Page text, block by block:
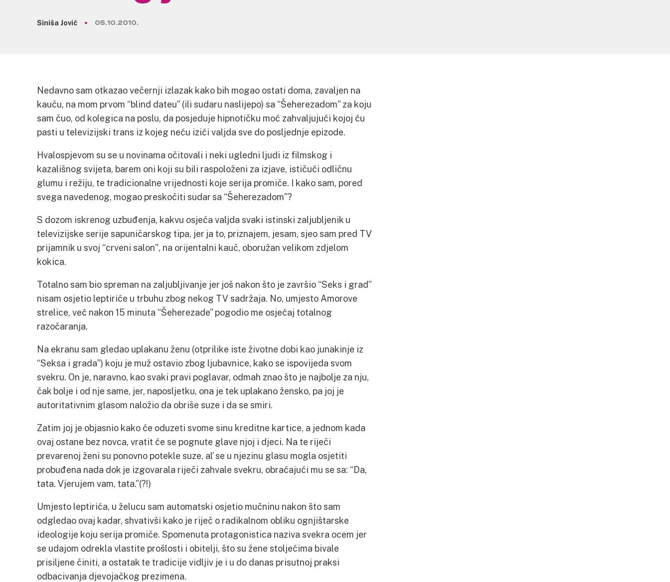
Siniša Jović 05.10.2010.
Nedavno sam otkazao večernji izlazak kako bih mogao ostati doma, zavaljen na
kauču, na mom prvom “blind dateu” (ili sudaru naslijepo) sa “Šeherezadom” za koju
sam čuo, od kolegica na poslu, da posjeduje hipnotičku moć zahvaljujući kojoj ću
pasti u televizijski trans iz kojeg neću izići valjda sve do posljednje epizode.
Hvalospjevom su se u novinama očitovali i neki ugledni ljudi iz filmskog i
kazališnog svijeta, barem oni koji su bili raspoloženi za izjave, ističući odličnu
glumu i režiju, te tradicionalne vrijednosti koje serija promiče. I kako sam, pored
svega navedenog, mogao preskočiti sudar sa “Šeherezadom”?
S dozom iskrenog uzbuđenja, kakvu osjeća valjda svaki istinski zaljubljenik u
televizijske serije sapuničarskog tipa, jer ja to, priznajem, jesam, sjeo sam pred TV
prijamnik u svoj “crveni salon”, na orijentalni kauč, oboružan velikom zdjelom
kokica.
Totalno sam bio spreman na zaljubljivanje jer još nakon što je završio “Seks i grad”
nisam osjetio leptiriće u trbuhu zbog nekog TV sadržaja. No, umjesto Amorove
strelice, već nakon 15 minuta “Šeherezade” pogodio me osjećaj totalnog
razočaranja.
Na ekranu sam gledao uplakanu ženu (otprilike iste životne dobi kao junakinje iz
“Seksa i grada”) koju je muž ostavio zbog ljubavnice, kako se ispovijeda svom
svekru. On je, naravno, kao svaki pravi poglavar, odmah znao što je najbolje za nju,
čak bolje i od nje same, jer, naposljetku, ona je tek uplakano žensko, pa joj je
autoritativnim glasom naložio da obriše suze i da se smiri.
Zatim joj je objasnio kako će oduzeti svome sinu kreditne kartice, a jednom kada
ovaj ostane bez novca, vratit će se pognute glave njoj i djeci. Na te riječi
prevarenoj ženi su ponovno potekle suze, al’ se u njezinu glasu mogla osjetiti
probuđena nada dok je izgovarala riječi zahvale svekru, obraćajući mu se sa: “Da,
tata. Vjerujem vam, tata.”(?!)
Umjesto leptirića, u želucu sam automatski osjetio mučninu nakon što sam
odgledao ovaj kadar, shvativši kako je riječ o radikalnom obliku ognjištarske
ideologije koju serija promiče. Spomenuta protagonistica naziva svekra ocem jer
se udajom odrekla vlastite prošlosti i obitelji, što su žene stoljećima bivale
prisiljene činiti, a ostatak te tradicije vidljiv je i u do danas prisutnoj praksi
odbacivanja djevojačkog prezimena.